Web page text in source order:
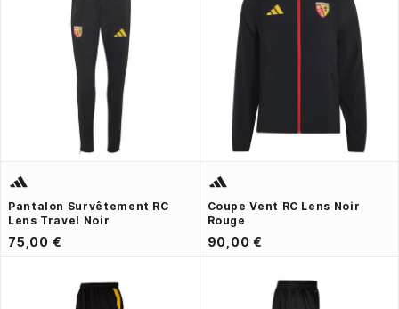
Pantalon Survêtement RC
Lens Travel Noir
75,00 €
Coupe Vent RC Lens Noir
Rouge
90,00 €